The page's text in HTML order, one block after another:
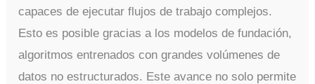
capaces de ejecutar flujos de trabajo complejos.
Esto es posible gracias a los modelos de fundación,
algoritmos entrenados con grandes volúmenes de
datos no estructurados. Este avance no solo permite